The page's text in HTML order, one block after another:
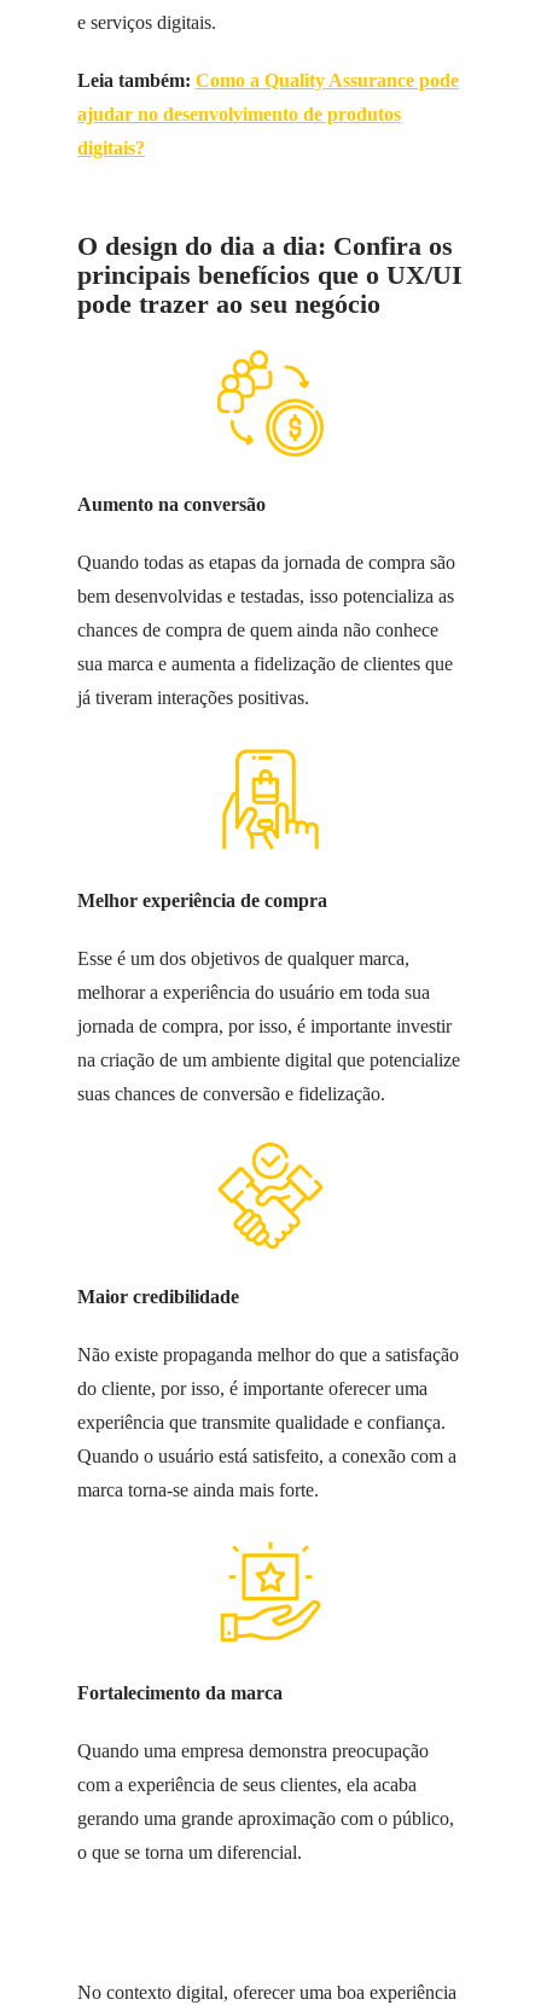
e serviços digitais.
Leia também: Como a Quality Assurance pode
ajudar no desenvolvimento de produtos
digitais?
O design do dia a dia: Confira os
principais benefícios que o UX/UI
pode trazer ao seu negócio
Aumento na conversão
Quando todas as etapas da jornada de compra são
bem desenvolvidas e testadas, isso potencializa as
chances de compra de quem ainda não conhece
sua marca e aumenta a fidelização de clientes que
já tiveram interações positivas.
Melhor experiência de compra
Esse é um dos objetivos de qualquer marca,
melhorar a experiência do usuário em toda sua
jornada de compra, por isso, é importante investir
na criação de um ambiente digital que potencialize
suas chances de conversão e fidelização.
Maior credibilidade
Não existe propaganda melhor do que a satisfação
do cliente, por isso, é importante oferecer uma
experiência que transmite qualidade e confiança.
Quando o usuário está satisfeito, a conexão com a
marca torna-se ainda mais forte.
Fortalecimento da marca
Quando uma empresa demonstra preocupação
com a experiência de seus clientes, ela acaba
gerando uma grande aproximação com o público,
o que se torna um diferencial.
No contexto digital, oferecer uma boa experiência